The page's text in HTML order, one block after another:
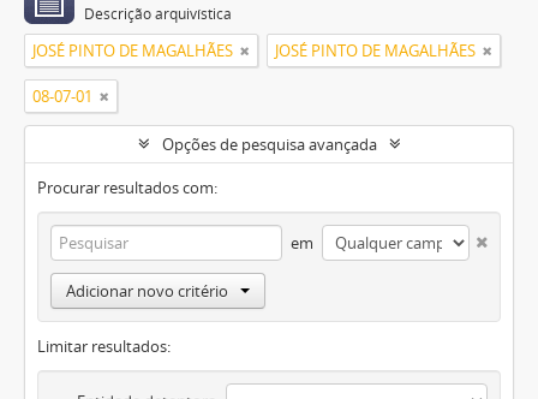
Descrição arquivística
JOSÉ PINTO DE MAGALHÃES JOSÉ PINTO DE MAGALHÃES
08-07-01
Opções de pesquisa avançada
Procurar resultados com:
em
Adicionar novo critério
Limitar resultados: